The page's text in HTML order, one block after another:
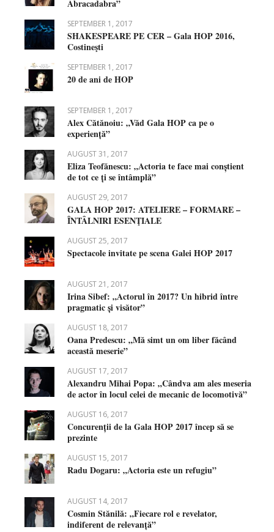
Abracadabra”
SEPTEMBER 1, 2017
SHAKESPEARE PE CER – Gala HOP 2016,
Costineşti
SEPTEMBER 1, 2017
20 de ani de HOP
SEPTEMBER 1, 2017
Alex Cătănoiu: „Văd Gala HOP ca pe o
experiență”
AUGUST 31, 2017
Eliza Teofănescu: „Actoria te face mai conștient
de tot ce ți se întâmplă”
AUGUST 29, 2017
GALA HOP 2017: ATELIERE – FORMARE –
ÎNTÂLNIRI ESENŢIALE
AUGUST 25, 2017
Spectacole invitate pe scena Galei HOP 2017
AUGUST 21, 2017
Irina Sibef: „Actorul în 2017? Un hibrid între
pragmatic și visător”
AUGUST 18, 2017
Oana Predescu: „Mă simt un om liber făcând
această meserie”
AUGUST 17, 2017
Alexandru Mihai Popa: „Cândva am ales meseria
de actor în locul celei de mecanic de locomotivă”
AUGUST 16, 2017
Concurenții de la Gala HOP 2017 încep să se
prezinte
AUGUST 15, 2017
Radu Dogaru: „Actoria este un refugiu”
AUGUST 14, 2017
Cosmin Stănilă: „Fiecare rol e revelator,
indiferent de relevanță”